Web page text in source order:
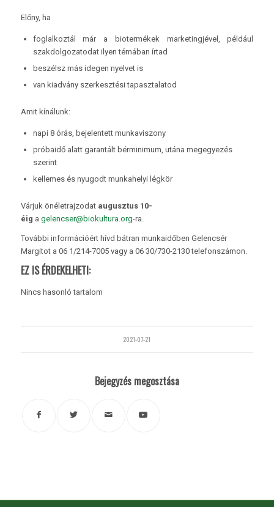
Előny, ha
foglalkoztál már a biotermékek marketingjével, például
szakdolgozatodat ilyen témában írtad
beszélsz más idegen nyelvet is
van kiadvány szerkesztési tapasztalatod
Amit kínálunk:
napi 8 órás, bejelentett munkaviszony
próbaidő alatt garantált bérminimum, utána megegyezés
szerint
kellemes és nyugodt munkahelyi légkör
Várjuk önéletrajzodat augusztus 10-
éig a gelencser@biokultura.org-ra.
További információért hívd bátran munkaidőben Gelencsér
Margitot a 06 1/214-7005 vagy a 06 30/730-2130 telefonszámon.
EZ IS ÉRDEKELHETI:
Nincs hasonló tartalom
2021-07-21
Bejegyzés megosztása